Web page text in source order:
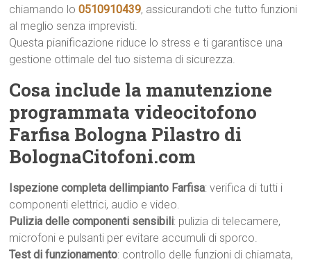
chiamando lo0510910439, assicurandoti che tutto funzioni
al meglio senza imprevisti.
Questa pianificazione riduce lo stress e ti garantisce una
gestione ottimale del tuo sistema di sicurezza.
Cosa include la manutenzione
programmata videocitofono
Farfisa Bologna Pilastro di
BolognaCitofoni.com
Ispezione completa dellimpianto Farfisa: verifica di tutti i
componenti elettrici, audio e video.
Pulizia delle componenti sensibili: pulizia di telecamere,
microfoni e pulsanti per evitare accumuli di sporco.
Test di funzionamento: controllo delle funzioni di chiamata,